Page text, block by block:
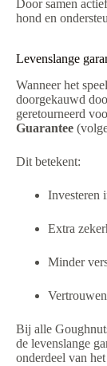
Door samen
hond en
Levenslange
Wanneer het
doorgekauwd
geretourneerd
Guarantee
Dit betekent:
Investeren
Extra
Minder
Bij alle
de levenslange
onderdeel van